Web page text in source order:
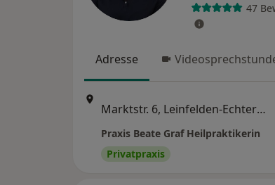
47
Adresse
Marktstr. 6, Leinfelden-Echterdingen
Praxis Beate Graf Heilpraktikerin
Privatpraxis